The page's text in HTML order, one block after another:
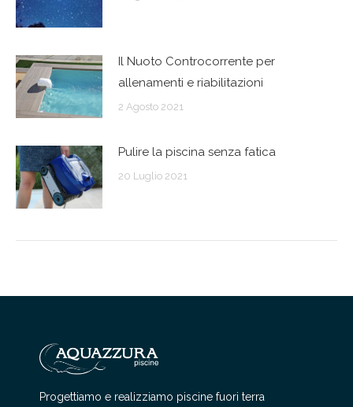
Il Nuoto Controcorrente per
allenamenti e riabilitazioni
2 Agosto 2021
Pulire la piscina senza fatica
20 Luglio 2021
Progettiamo e realizziamo piscine fuori terra